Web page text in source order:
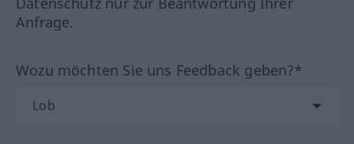
Anfrage.
Wozu möchten Sie uns Feedback geben?*